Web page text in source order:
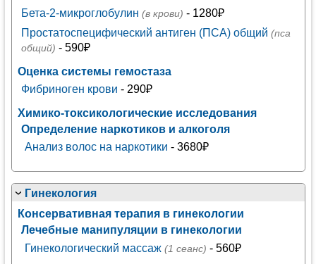
Бета-2-микроглобулин (в крови) - 1280₽
Простатоспецифический антиген (ПСА) общий (пса
общий) - 590₽
Оценка системы гемостаза
Фибриноген крови - 290₽
Химико-токсикологические исследования
Определение наркотиков и алкоголя
Анализ волос на наркотики - 3680₽
Гинекология
Консервативная терапия в гинекологии
Лечебные манипуляции в гинекологии
Гинекологический массаж (1 сеанс) - 560₽